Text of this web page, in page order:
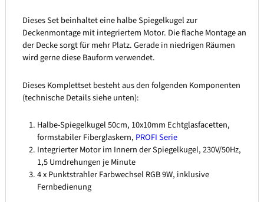
Dieses Set beinhaltet eine halbe Spiegelkugel zur
Deckenmontage mit integriertem Motor. Die flache Montage an
der Decke sorgt für mehr Platz. Gerade in niedrigen Räumen
wird gerne diese Bauform verwendet.
Dieses Komplettset besteht aus den folgenden Komponenten
(technische Details siehe unten):
Halbe-Spiegelkugel 50cm, 10x10mm Echtglasfacetten,
formstabiler Fiberglaskern, PROFI Serie
Integrierter Motor im Innern der Spiegelkugel, 230V/50Hz,
1,5 Umdrehungen je Minute
4 x Punktstrahler Farbwechsel RGB 9W, inklusive
Fernbedienung